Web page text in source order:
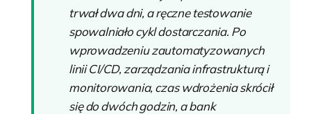
trwał dwa dni, a ręczne testowanie
spowalniało cykl dostarczania. Po
wprowadzeniu zautomatyzowanych
linii CI/CD, zarządzania infrastrukturą i
monitorowania, czas wdrożenia skrócił
się do dwóch godzin, a bank